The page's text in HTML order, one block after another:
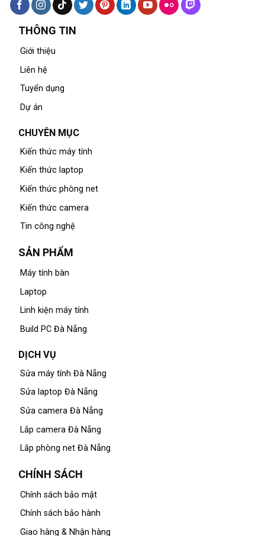
THÔNG TIN
Giới thiệu
Liên hệ
Tuyển dụng
Dự án
CHUYÊN MỤC
Kiến thức máy tính
Kiến thức laptop
Kiến thức phòng net
Kiến thức camera
Tin công nghệ
SẢN PHẨM
Máy tính bàn
Laptop
Linh kiện máy tính
Build PC Đà Nẵng
DỊCH VỤ
Sửa máy tính Đà Nẵng
Sửa laptop Đà Nẵng
Sửa camera Đà Nẵng
Lắp camera Đà Nẵng
Lắp phòng net Đà Nẵng
CHÍNH SÁCH
Chính sách bảo mật
Chính sách bảo hành
Giao hàng & Nhận hàng